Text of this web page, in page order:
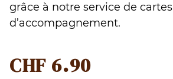
grâce à notre service de cartes
d’accompagnement.
CHF 6.90